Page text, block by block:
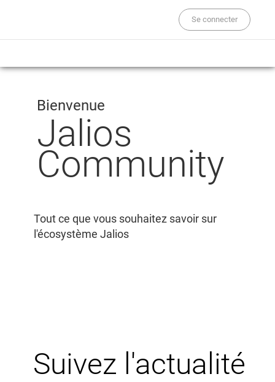
Se connecter
Bienvenue
Jalios
Community
Tout ce que vous souhaitez savoir sur
l'écosystème Jalios
Suivez l'actualité